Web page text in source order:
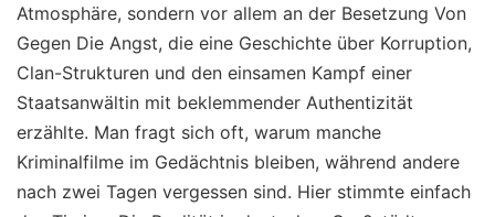
Atmosphäre, sondern vor allem an der Besetzung Von
Gegen Die Angst, die eine Geschichte über Korruption,
Clan-Strukturen und den einsamen Kampf einer
Staatsanwältin mit beklemmender Authentizität
erzählte. Man fragt sich oft, warum manche
Kriminalfilme im Gedächtnis bleiben, während andere
nach zwei Tagen vergessen sind. Hier stimmte einfach